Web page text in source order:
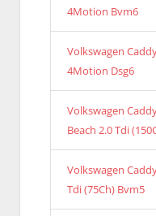
4Motion Bvm6
Volkswagen
4Motion Dsg6
Volkswagen
Beach 2.0 Tdi
Volkswagen
Tdi (75Ch) Bvm5